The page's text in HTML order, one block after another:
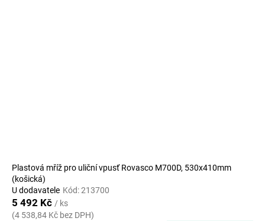
Plastová mříž pro uliční vpusť Rovasco M700D, 530x410mm
(košická)
U dodavatele Kód:213700
5 492 Kč / ks
(4 538,84 Kč bez DPH)